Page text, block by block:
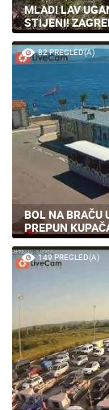
MLADI LAV
STIJENI!
82 PREGLED(A)
BOL NA BRAČU
PREPUN
149 PREGLED(A)